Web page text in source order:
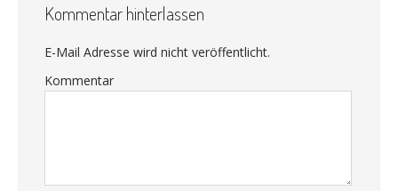
Kommentar hinterlassen
E-Mail Adresse wird nicht veröffentlicht.
Kommentar